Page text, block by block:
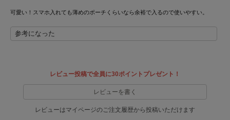
Sneakers by emmi
スナイデル
スナイデル ホーム
可愛い！スマホ入れても薄めのポーチくらいなら余裕で入るので使いやすい。
参考になった
レビュー投稿で全員に30ポイントプレゼント！
レビューを書く
レビューはマイページのご注文履歴から投稿いただけます